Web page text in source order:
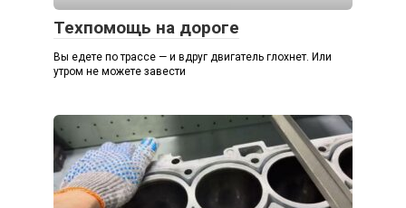
Техпомощь на дороге
Вы едете по трассе — и вдруг двигатель глохнет. Или
утром не можете завести